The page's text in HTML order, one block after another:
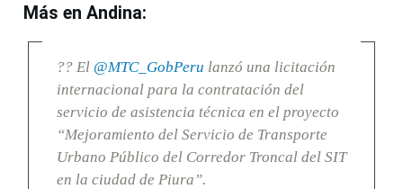
Más en Andina:
?? El @MTC_GobPeru lanzó una licitación
internacional para la contratación del
servicio de asistencia técnica en el proyecto
“Mejoramiento del Servicio de Transporte
Urbano Público del Corredor Troncal del SIT
en la ciudad de Piura”.